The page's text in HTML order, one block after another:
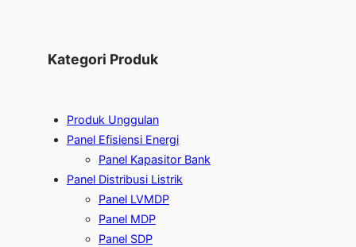
Kategori Produk
Produk Unggulan
Panel Efisiensi Energi
Panel Kapasitor Bank
Panel Distribusi Listrik
Panel LVMDP
Panel MDP
Panel SDP